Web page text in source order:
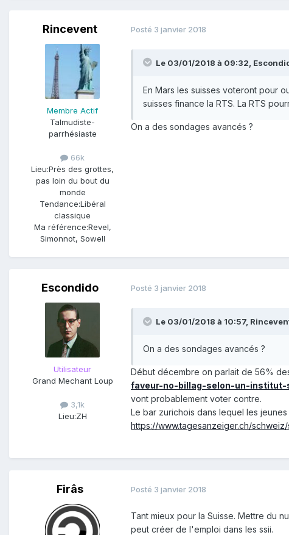
Rincevent
Membre Actif
Talmudiste-
parrhésiaste
66k
Lieu:Près des grottes,
pas loin du bout du
monde
Tendance:Libéral
classique
Ma référence:Revel,
Simonnot, Sowell
Posté 3 janvier 2018
Le 03/01/2018 à 09:32,
En Mars les suisses voteront pour
suisses finance la RTS. La RTS
On a des sondages avancés ?
Escondido
Utilisateur
Grand Mechant Loup
3,1k
Lieu:ZH
Posté 3 janvier 2018
Le 03/01/2018 à 10:57,
On a des sondages avancés ?
Début décembre on parlait de 56%
faveur-no-billag-selon-un-institut-
vont probablement voter contre.
Le bar zurichois dans lequel les
https://www.tagesanzeiger.ch/
Firâs Posté 3 janvier 2018
Tant mieux pour la Suisse. Mettre du
peut créer de l'emploi dans les ssii.